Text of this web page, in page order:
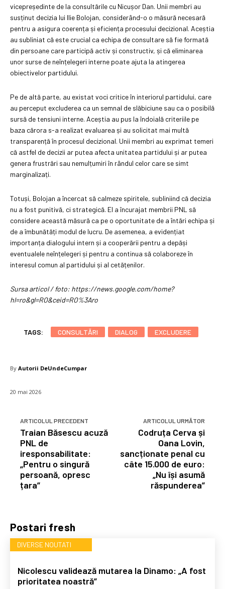
Postari fresh
DIVERSE NOUTATI
Nicolescu validează mutarea la Dinamo: „A fost
prioritatea noastră”
vicepreședinte de la consultările cu Nicușor Dan. Unii membri au
susținut decizia lui Ilie Bolojan, considerând-o o măsură necesară
pentru a asigura coerența și eficiența procesului decizional. Aceștia
au subliniat că este crucial ca echipa de consultare să fie formată
din persoane care participă activ și constructiv, și că eliminarea
unor surse de neînțelegeri interne poate ajuta la atingerea
obiectivelor partidului.
Pe de altă parte, au existat voci critice în interiorul partidului, care
au perceput excluderea ca un semnal de slăbiciune sau ca o posibilă
sursă de tensiuni interne. Aceștia au pus la îndoială criteriile pe
baza cărora s-a realizat evaluarea și au solicitat mai multă
transparență în procesul decizional. Unii membri au exprimat temeri
că astfel de decizii ar putea afecta unitatea partidului și ar putea
genera frustrări sau nemulțumiri în rândul celor care se simt
marginalizați.
Totuși, Bolojan a încercat să calmeze spiritele, subliniind că decizia
nu a fost punitivă, ci strategică. El a încurajat membrii PNL să
considere această măsură ca pe o oportunitate de a întări echipa și
de a îmbunătăți modul de lucru. De asemenea, a evidențiat
importanța dialogului intern și a cooperării pentru a depăși
eventualele neînțelegeri și pentru a continua să colaboreze în
interesul comun al partidului și al cetățenilor.
Sursa articol / foto: https://news.google.com/home?
hl=ro&gl=RO&ceid=RO%3Aro
TAGS: CONSULTĂRI DIALOG EXCLUDERE
By Autorii DeUndeCumpar
20 mai 2026
ARTICOLUL PRECEDENT
Traian Băsescu acuză
PNL de
iresponsabilitate:
„Pentru o singură
persoană, opresc
țara”
ARTICOLUL URMĂTOR
Codruța Cerva și
Oana Lovin,
sancționate penal cu
câte 15.000 de euro:
„Nu își asumă
răspunderea”